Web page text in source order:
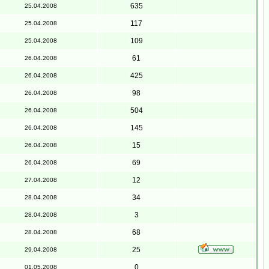
25.04.2008 635
25.04.2008 117
25.04.2008 109
26.04.2008 61
26.04.2008 425
26.04.2008 98
26.04.2008 504
26.04.2008 145
26.04.2008 15
26.04.2008 69
27.04.2008 12
28.04.2008 34
28.04.2008 3
28.04.2008 68
29.04.2008 25
01.05.2008 0